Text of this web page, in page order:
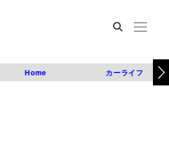
Home カーライフ